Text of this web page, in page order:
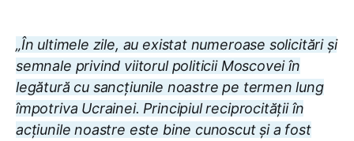
„În ultimele zile, au existat numeroase solicitări și
semnale privind viitorul politicii Moscovei în
legătură cu sancțiunile noastre pe termen lung
împotriva Ucrainei. Principiul reciprocității în
acțiunile noastre este bine cunoscut și a fost